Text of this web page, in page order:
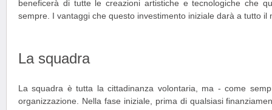
beneficerà di tutte le creazioni artistiche e tecnologiche che
sempre. I vantaggi che questo investimento iniziale darà a tutto il
La squadra
La squadra è tutta la cittadinanza volontaria, ma - come
organizzazione. Nella fase iniziale, prima di qualsiasi